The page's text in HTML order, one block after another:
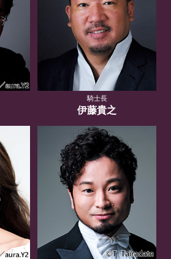
騎士長
伊藤貴之